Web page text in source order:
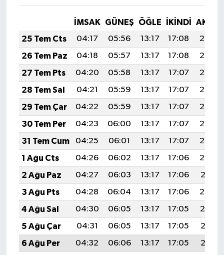
İMSAK GÜNEŞ ÖĞLE İKINDI
25 Tem Cts
04:17 05:56 13:17 17:08
20:28
26 Tem Paz
04:18 05:57 13:17 17:08
20:27
27 Tem Pts
04:20 05:58 13:17 17:07
20:27
28 Tem Sal
04:21 05:59 13:17 17:07
20:26
29 Tem Çar
04:22 05:59 13:17 17:07
20:25
30 Tem Per
04:23 06:00 13:17 17:07
20:24
31 Tem Cum
04:25 06:01 13:17 17:07
20:23
1 Ağu Cts
04:26 06:02 13:17 17:06
20:22
2 Ağu Paz
04:27 06:03 13:17 17:06
20:21
3 Ağu Pts
04:28 06:04 13:17 17:06
20:20
4 Ağu Sal
04:30 06:05 13:17 17:05
20:19
5 Ağu Çar
04:31 06:05 13:17 17:05
20:18
6 Ağu Per
04:32 06:06 13:17 17:05
20:17